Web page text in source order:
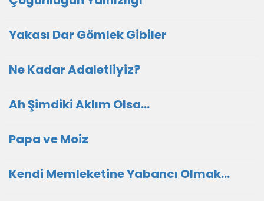
Yakası Dar Gömlek Gibiler
Ne Kadar Adaletliyiz?
Ah Şimdiki Aklım Olsa…
Papa ve Moiz
Kendi Memleketine Yabancı Olmak…